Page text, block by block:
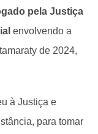
pela Justiça
envolvendo a
de 2024,
à Justiça e
para tomar